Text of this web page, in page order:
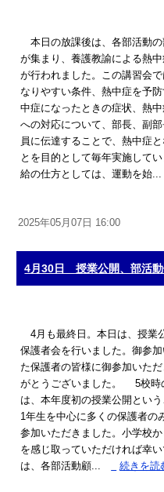
本日の放課後は、各部活動
が集まり、養護教諭による熱
が行われました。この講習会
なりやすい条件、熱中症を予
中症になったときの症状、熱中
への対応について、部長、副
員に伝達することで、熱中症
とを目的として毎年実施して
給の仕方としては、運動を始...
2025年05月07日 16:00
4月30日 授業公開、部活
4月も最終日。本日は、授業
保護者会を行いました。御参
た保護者の皆様に御参加いた
がとうございました。 5校時
は、本年度初の授業公開という
1年生を中心に多くの保護者の
参加いただきました。小学校
を感じ取っていただければ幸
は、各部活動顧...
続きを読